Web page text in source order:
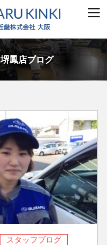
堺鳳店ブログ
スタッフブログ